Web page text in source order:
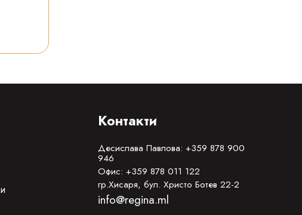
Контакти
Десислава Павлова: +359 878 900
946
Офис: +359 878 011 122
гр.Хисаря, бул. Христо Ботев 22-2
info@regina.ml